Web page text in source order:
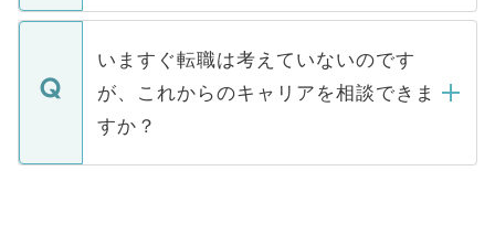
関を公にしてしまうと、応募が殺到する場
に、医療機関が求める条件に合った人材の
みを人材紹介会社に依頼するケースが増え
ています。
定を承諾する必要はありません。内定先へ
の辞退の連絡はキャリアパートナーが行い
個人情報が漏えいすることはありませんの
で、ご安心ください。当サイトからの登録
などで収集したご登録者様の個人情報は、
ご本人のキャリアアップおよび転職活動の
支援を目的に使用いたします。お預かりし
ているすべての個人データはご本人の許可
いますぐ転職は考えていないのです
が、これからのキャリアを相談できま
すか？